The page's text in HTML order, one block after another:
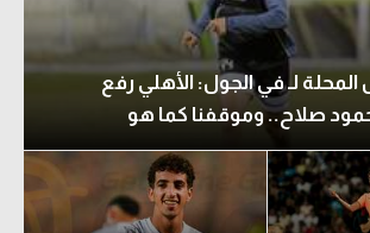
لـ في الجول: الأهلي رفع
صلاح.. وموقفنا كما هو